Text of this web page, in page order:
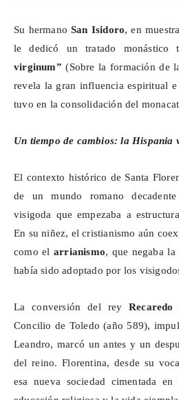
Su hermanoSan Isidoro, en
le dedicó un tratado monástico
virginum”(Sobre la formación de
revela la gran influencia espiritual
tuvo en la consolidación del
Un tiempo de cambios: la Hispania
El contexto histórico de Santa
de un mundo romano
visigoda que empezaba a
En su niñez, el cristianismo aún
como elarrianismo, que negaba
había sido adoptado por los
La conversión del reyRecaredo
Concilio de Toledo (año 589),
Leandro, marcó un antes y un
del reino. Florentina, desde su
esa nueva sociedad cimentada